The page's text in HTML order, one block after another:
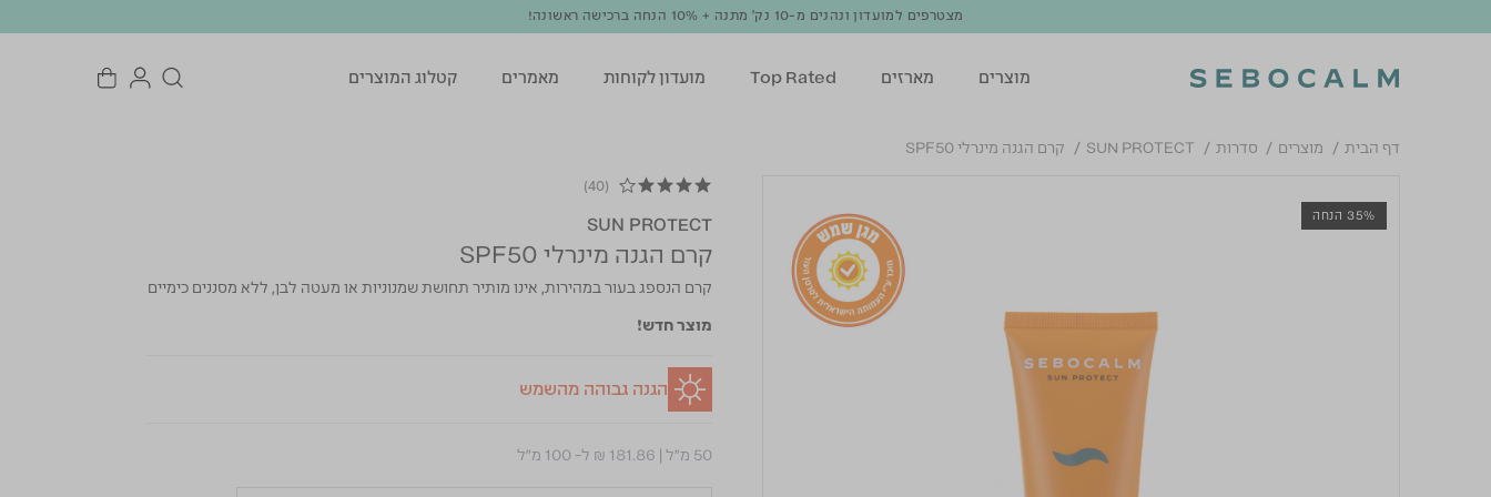
מצטרפים למועדון ונהנים מ-10 נק' מתנה + 10% הנחה ברכישה ראשונה!
מוצרים מארזים Top Rated מועדון לקוחות מאמרים קטלוג המוצרים
דף הבית מוצרים סדרות SUN PROTECT קרם הגנה מינרלי SPF50
35% הנחה
4.1 star rating
(40)
SUN PROTECT
קרם הגנה מינרלי SPF50
קרם הנספג בעור במהירות, אינו מותיר תחושת שמנוניות או מעטה לבן, ללא מסננים כימיים
מוצר חדש!
הגנה גבוהה מהשמש
50 מ"ל ₪ 181.86 ל- 100 מ"ל